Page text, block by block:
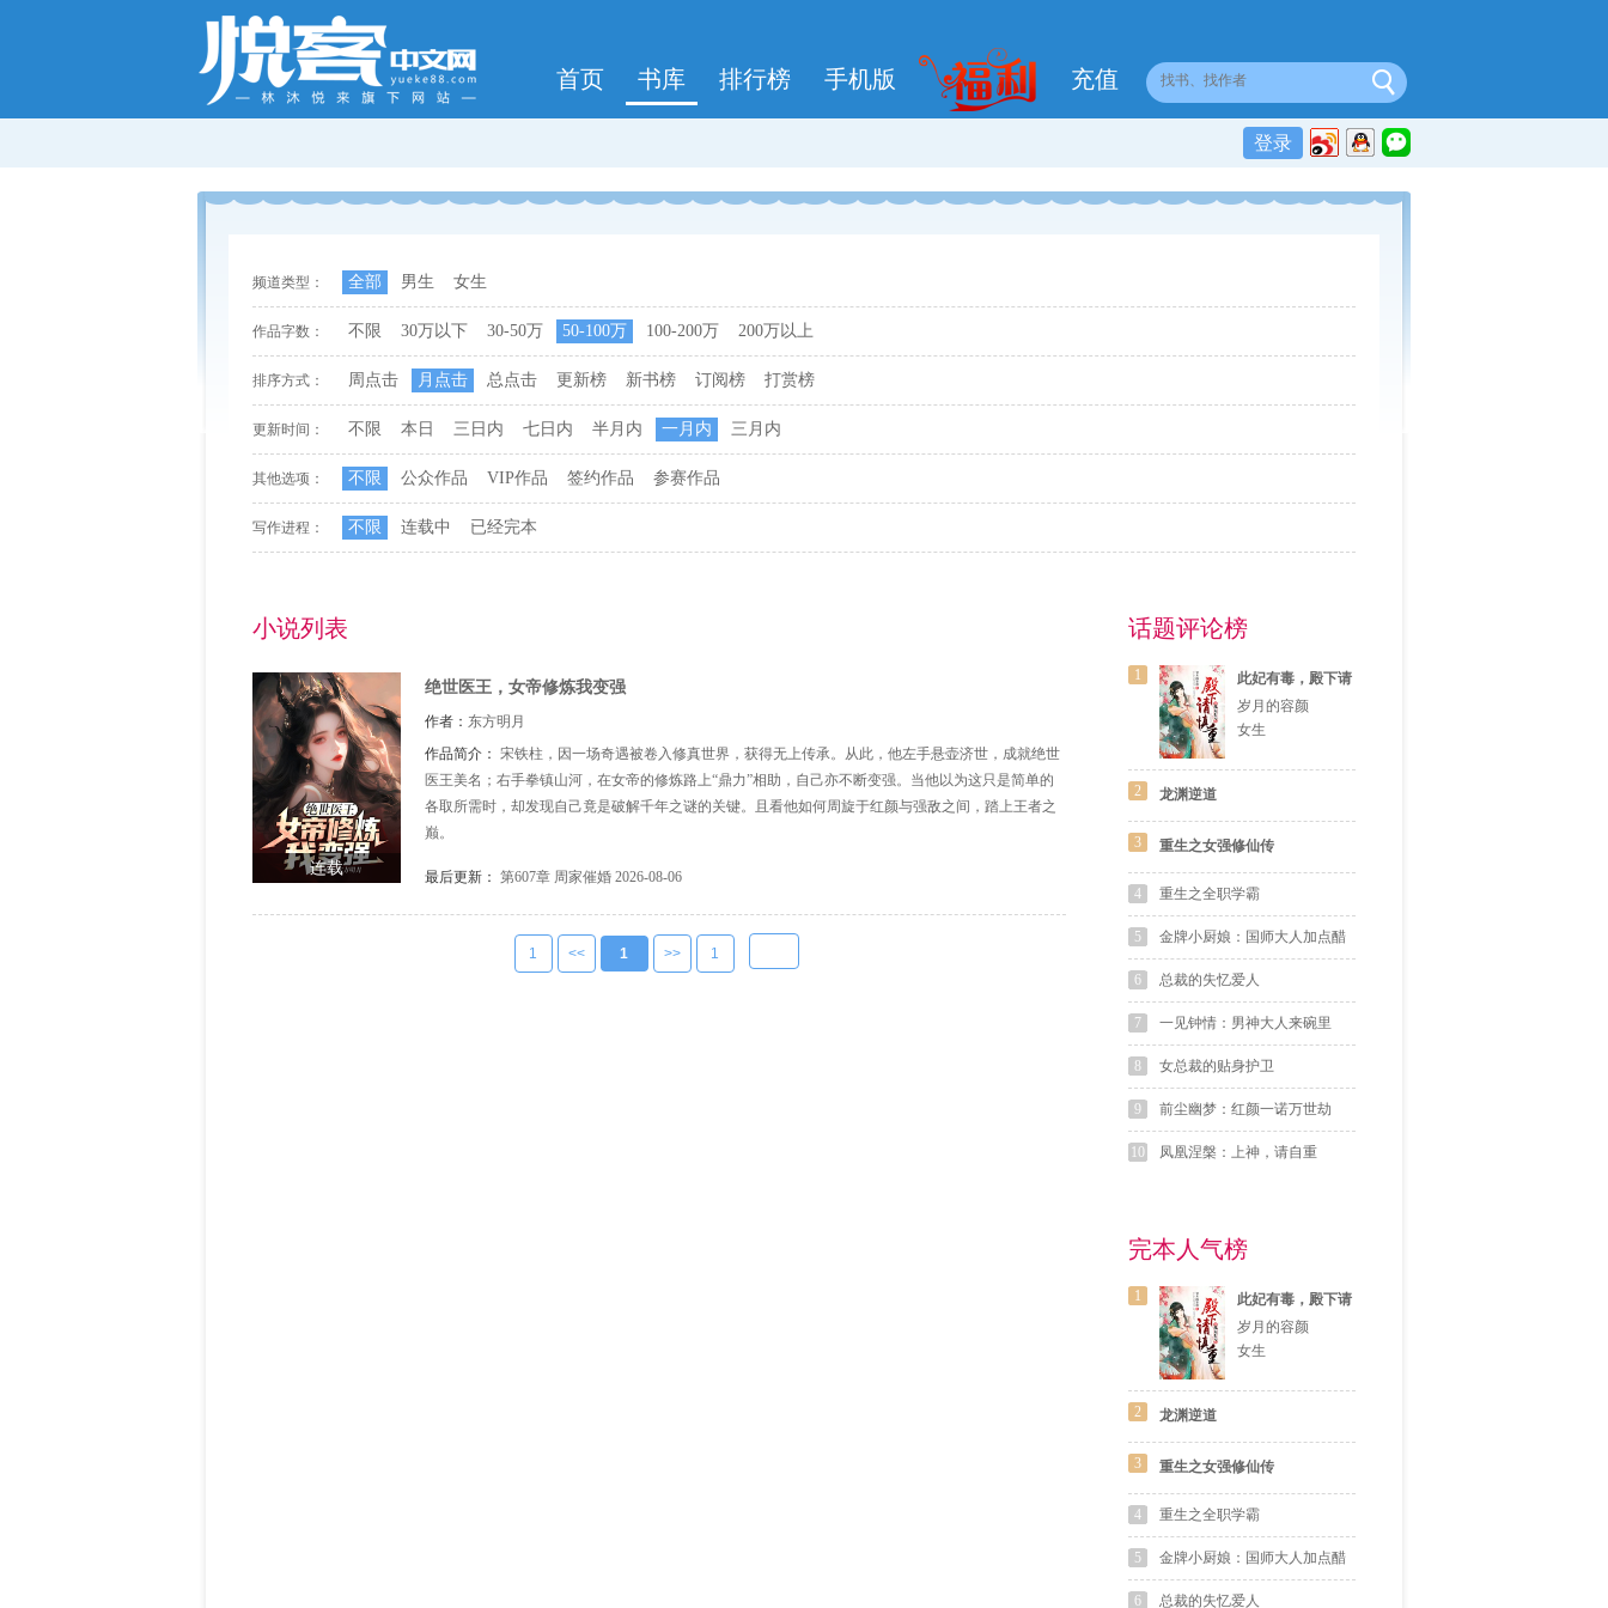
首页 书库 排行榜 手机版 充值
登录
频道类型： 全部 男生 女生
作品字数： 不限 30万以下 30-50万 50-100万 100-200万 200万以上
排序方式： 周点击 月点击 总点击 更新榜 新书榜 订阅榜 打赏榜
更新时间： 不限 本日 三日内 七日内 半月内 一月内 三月内
其他选项： 不限 公众作品 VIP作品 签约作品 参赛作品
写作进程： 不限 连载中 已经完本
小说列表
连载
绝世医王，女帝修炼我变强
作者： 东方明月
作品简介： 宋铁柱，因一场奇遇被卷入修真世界，获得无上传承。从此，他左手悬壶济世，成就绝世
医王美名；右手拳镇山河，在女帝的修炼路上“鼎力”相助，自己亦不断变强。当他以为这只是简单的
各取所需时，却发现自己竟是破解千年之谜的关键。且看他如何周旋于红颜与强敌之间，踏上王者之
巅。
最后更新： 第607章 周家催婚 2026-08-06
1 << 1 >> 1
话题评论榜
1
此妃有毒，殿下请
慎重
岁月的容颜
女生
2 龙渊逆道
3 重生之女强修仙传
4 重生之全职学霸
5 金牌小厨娘：国师大人加点醋
6 总裁的失忆爱人
7 一见钟情：男神大人来碗里
8 女总裁的贴身护卫
9 前尘幽梦：红颜一诺万世劫
10 凤凰涅槃：上神，请自重
完本人气榜
1
此妃有毒，殿下请
慎重
岁月的容颜
女生
2 龙渊逆道
3 重生之女强修仙传
4 重生之全职学霸
5 金牌小厨娘：国师大人加点醋
6 总裁的失忆爱人